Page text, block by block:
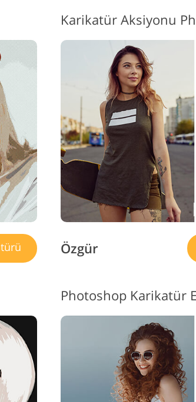
AI Eğitim Verileri
Özgür
Photoshop Karikatür